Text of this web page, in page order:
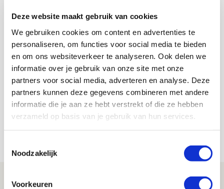
Deze website maakt gebruik van cookies
We gebruiken cookies om content en advertenties te
personaliseren, om functies voor social media te bieden
en om ons websiteverkeer te analyseren. Ook delen we
informatie over je gebruik van onze site met onze
partners voor social media, adverteren en analyse. Deze
partners kunnen deze gegevens combineren met andere
informatie die je aan ze hebt verstrekt of die ze hebben
verzameld op basis van je gebruik van hun services.
Noodzakelijk
Voorkeuren
Oprichter Ajax Fan Club Italia:
door Cruijff’
Jordy Haak
Bekijk alle berichten van Jordy Haak
Drie dingen die je moet weten over PEC